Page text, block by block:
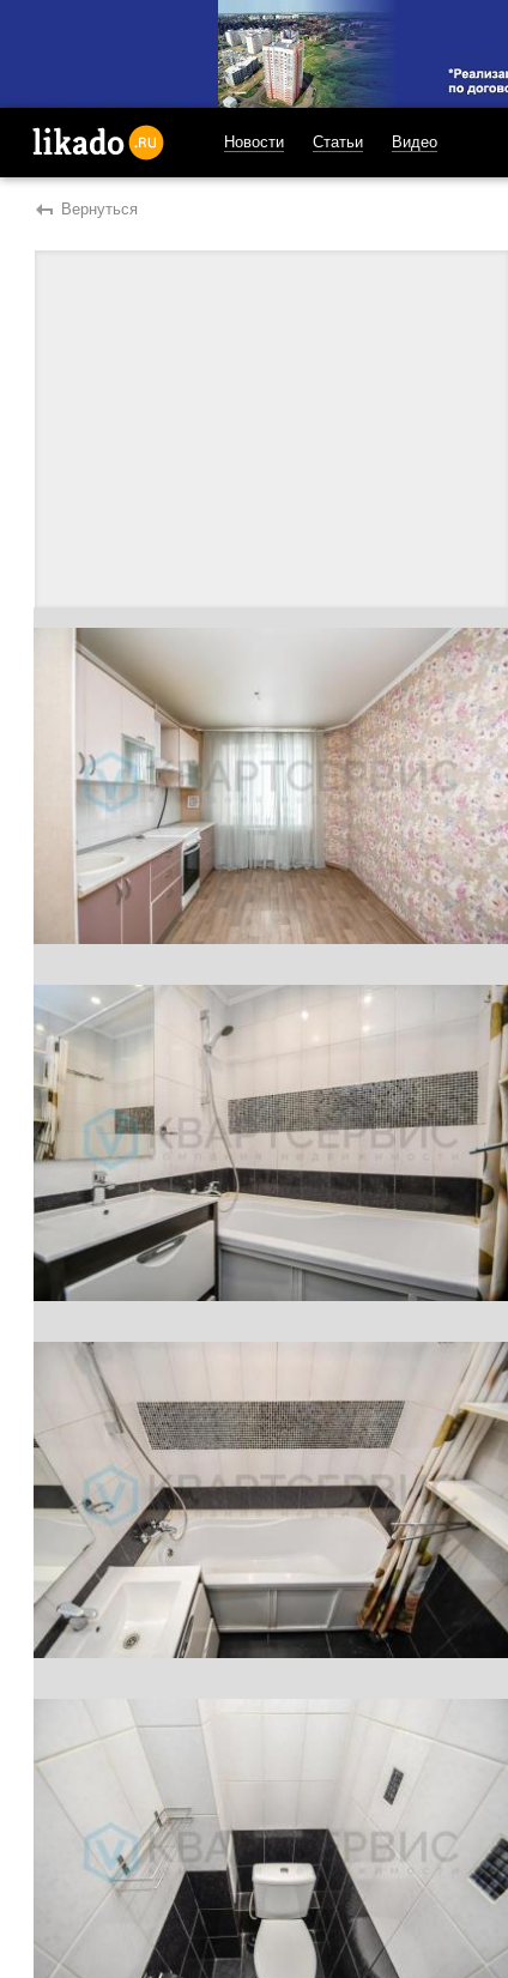
Новости Статьи Видео
Вернуться